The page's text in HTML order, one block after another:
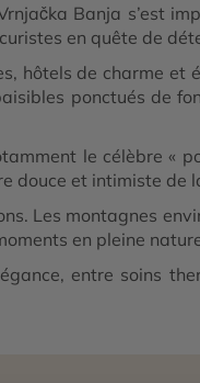
Banja s’est
en quête de
hôtels de charme
ponctués de
le célèbre «
douce et intimiste de
Les montagnes
en pleine
entre soins